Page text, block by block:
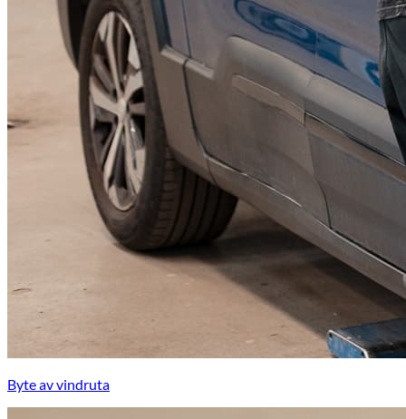
KGM Pickups
Fordonstyp
PickupTransportbilPersonbil
Visa alla fordon
Byte av vindruta